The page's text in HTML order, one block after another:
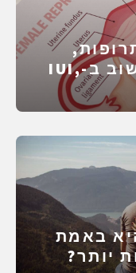
סיכונים ומה באמת חשוב ב-IUI,
באמת
יותר?